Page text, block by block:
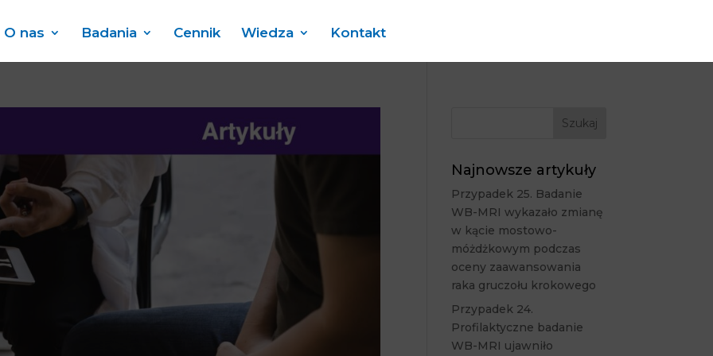
O nas Badania Cennik Wiedza Kontakt
Najnowsze artykuły
Przypadek 25. Badanie
WB-MRI wykazało zmianę
w kącie mostowo-
móżdżkowym podczas
oceny zaawansowania
raka gruczołu krokowego
Przypadek 24.
Profilaktyczne badanie
WB-MRI ujawniło